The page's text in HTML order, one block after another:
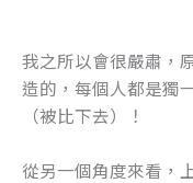
我之所以會很嚴肅，
造的，每個人都是獨
（被比下去）！
從另一個角度來看，